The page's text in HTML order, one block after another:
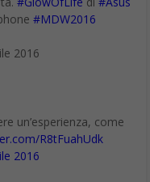
#MDW2016
2016
un’esperienza, come
R8tFuahUdk
2016